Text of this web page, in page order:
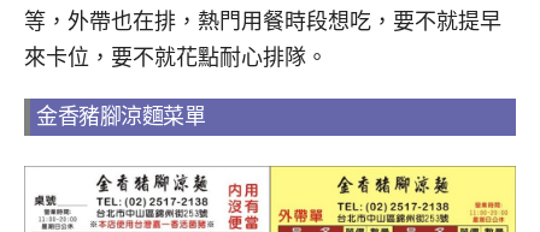
等，外帶也在排，熱門用餐時段想吃，要不就提早
來卡位，要不就花點耐心排隊。
金香豬腳涼麵菜單